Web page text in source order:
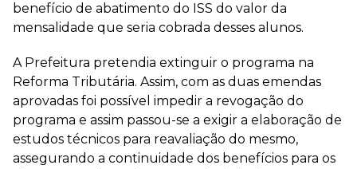
benefício de abatimento do ISS do valor da
mensalidade que seria cobrada desses alunos.
A Prefeitura pretendia extinguir o programa na
Reforma Tributária. Assim, com as duas emendas
aprovadas foi possível impedir a revogação do
programa e assim passou-se a exigir a elaboração de
estudos técnicos para reavaliação do mesmo,
assegurando a continuidade dos benefícios para os